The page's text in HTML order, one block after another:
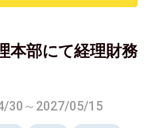
本部にて経理財務
30～2027/05/15